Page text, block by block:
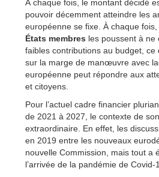
À chaque fois, le montant décidé
pouvoir décemment atteindre les
européenne se fixe. À chaque fois,
États membres les poussent à ne
faibles contributions au budget, ce
sur la marge de manœuvre avec
européenne peut répondre aux
et citoyens.
Pour l’actuel cadre financier
de 2021 à 2027, le contexte de
extraordinaire. En effet, les
en 2019 entre les nouveaux
nouvelle Commission, mais tout a
l’arrivée de la pandémie de Covid-